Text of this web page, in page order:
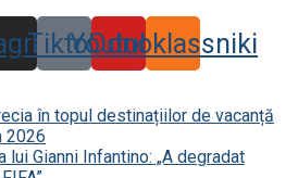
TiktokYoutube
Odnoklassniki
în topul destinațiilor de vacanță
2026
Gianni Infantino: „A degradat